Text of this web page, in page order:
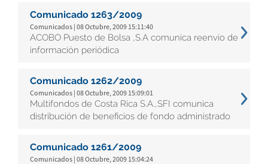
Comunicado 1263/2009
Comunicados | 08 Octubre, 2009 15:11:40
ACOBO Puesto de Bolsa ,S.A comunica reenvío de
información periódica
Comunicado 1262/2009
Comunicados | 08 Octubre, 2009 15:09:01
Multifondos de Costa Rica S.A.,SFI comunica
distribución de beneficios de fondo administrado
Comunicado 1261/2009
Comunicados | 08 Octubre, 2009 15:04:24